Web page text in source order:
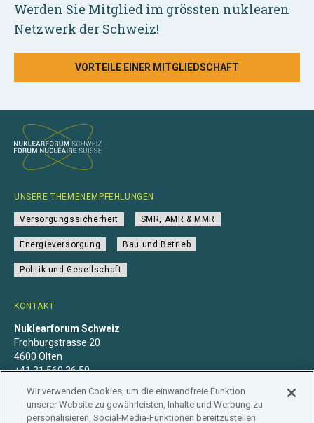
Werden Sie Mitglied im grössten nuklearen
Netzwerk der Schweiz!
VORTEILE EINER MITGLIEDSCHAFT
KONTAKT
Nuklearforum Schweiz
Frohburgstrasse 20
4600 Olten
+41 31 560 36 50
UNSERE THEMENEMPFEHLUNGEN
Versorgungssicherheit SMR, AMR & MMR
Energieversorgung Bau und Betrieb
Politik und Gesellschaft
Wir verwenden Cookies, um die einwandfreie Funktion
unserer Website zu gewährleisten, Inhalte und Werbung zu
personalisieren, Social-Media-Funktionen bereitzustellen